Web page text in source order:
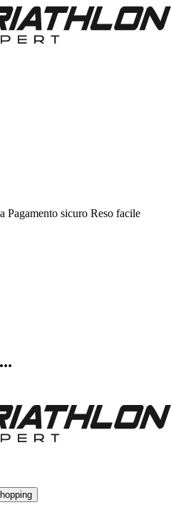
Pagamento sicuro Reso facile